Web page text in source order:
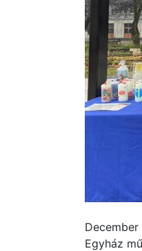
Egyház